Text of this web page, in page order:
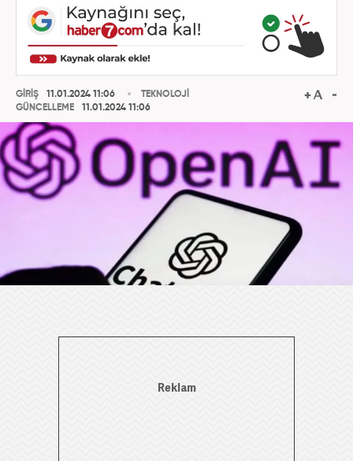
GİRİŞ
11.01.2024 11:06
GÜNCELLEME
11.01.2024 11:06
TEKNOLOJİ